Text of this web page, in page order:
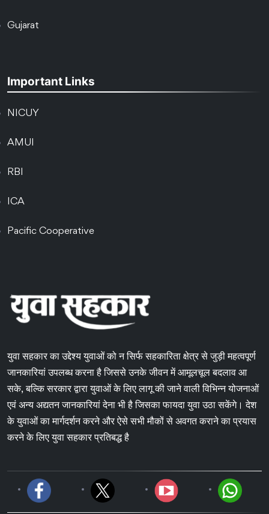
Gujarat
Important Links
NICUY
AMUI
RBI
ICA
Pacific Cooperative
युवा सहकार का उद्देश्य युवाओं को न सिर्फ सहकारिता क्षेत्र से जुड़ी महत्वपूर्ण
जानकारियां उपलब्ध करना है जिससे उनके जीवन में आमूलचूल बदलाव आ
सके, बल्कि सरकार द्वारा युवाओं के लिए लागू की जाने वाली विभिन्न योजनाओं
एवं अन्य अद्यतन जानकारियां देना भी है जिसका फायदा युवा उठा सकेंगे। देश
के युवाओं का मार्गदर्शन करने और ऐसे सभी मौकों से अवगत कराने का प्रयास
करने के लिए युवा सहकार प्रतिबद्ध है